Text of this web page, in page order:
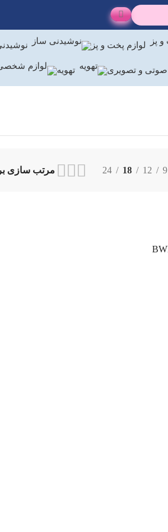
لوازم پخت و پز
صوتی و تصویری تهویه
9
12
18
24